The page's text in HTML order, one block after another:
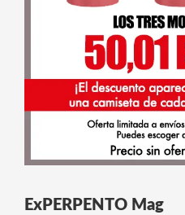
ExPERPENTO Mag